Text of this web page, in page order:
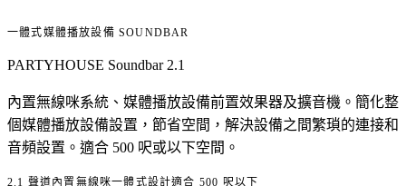
一體式媒體播放設備 SOUNDBAR
PARTYHOUSE Soundbar 2.1
內置無線咪系統、媒體播放設備前置效果器及擴音機。簡化整
個媒體播放設備設置，節省空間，解決設備之間繁瑣的連接和
音頻設置。適合 500 呎或以下空間。
2.1 聲道內置無線咪一體式設計適合 500 呎以下